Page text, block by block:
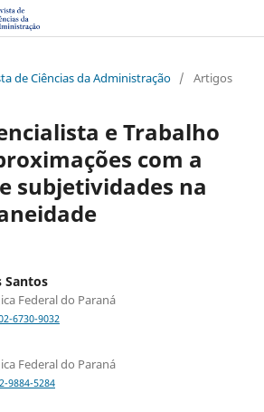
de Ciências da Administração / Artigos
e Trabalho
com a
subjetividades na
Santos
Federal do Paraná
6730-9032
Federal do Paraná
9884-5284